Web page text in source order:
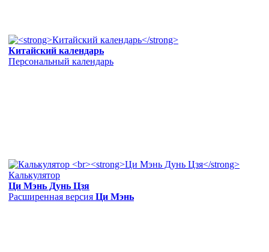
Китайский календарь
Персональный календарь
Калькулятор
Ци Мэнь Дунь Цзя
Расширенная версия Ци Мэнь